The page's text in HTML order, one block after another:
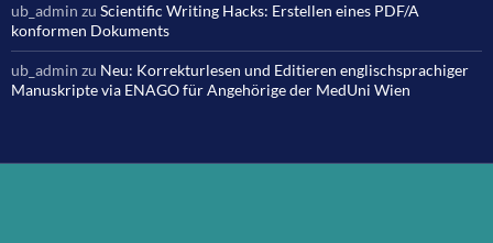
ub_admin zu Scientific Writing Hacks: Erstellen eines PDF/A
konformen Dokuments
ub_admin zu Neu: Korrekturlesen und Editieren englischsprachiger
Manuskripte via ENAGO für Angehörige der MedUni Wien